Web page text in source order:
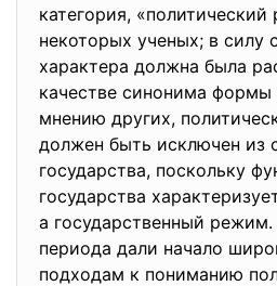
категория,
некоторых ученых; в силу
характера должна была
качестве синонима формы
мнению других,
должен быть исключен из
государства, поскольку
государства
а государственный
периода дали начало
подходам к пониманию